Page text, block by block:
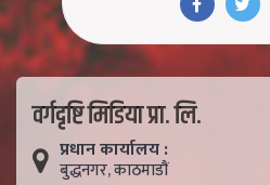
वर्गदृष्टि मिडिया प्रा. लि.
प्रधान कार्यालय :
बुद्धनगर, काठमाडाैं